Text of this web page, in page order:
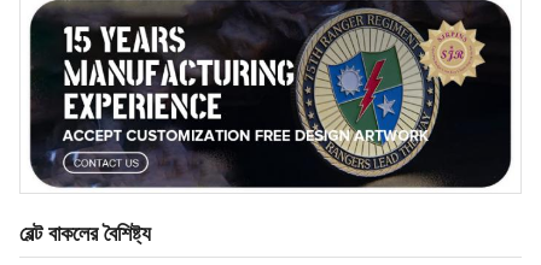
বেল্ট বাকলের বৈশিষ্ট্য